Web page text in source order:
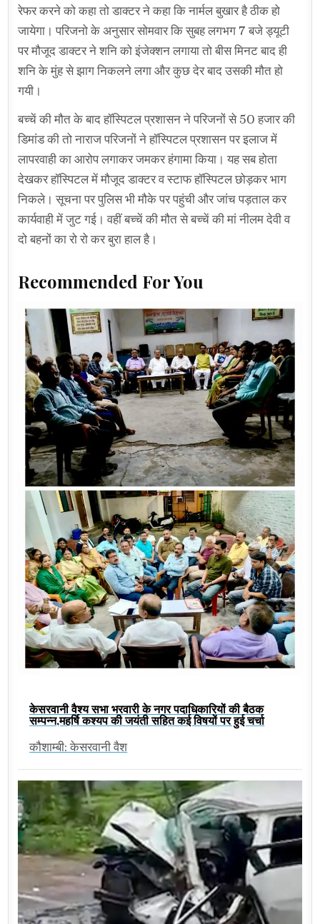
रेफर करने को कहा तो डाक्टर ने कहा कि नार्मल बुखार है ठीक हो
जायेगा। परिजनो के अनुसार सोमवार कि सुबह लगभग 7 बजे ड्यूटी
पर मौजूद डाक्टर ने शनि को इंजेक्शन लगाया तो बीस मिनट बाद ही
शनि के मुंह से झाग निकलने लगा और कुछ देर बाद उसकी मौत हो
गयी।
बच्चें की मौत के बाद हॉस्पिटल प्रशासन ने परिजनों से 50 हजार की
डिमांड की तो नाराज परिजनों ने हॉस्पिटल प्रशासन पर इलाज में
लापरवाही का आरोप लगाकर जमकर हंगामा किया। यह सब होता
देखकर हॉस्पिटल में मौजूद डाक्टर व स्टाफ हॉस्पिटल छोड़कर भाग
निकले। सूचना पर पुलिस भी मौके पर पहुंची और जांच पड़ताल कर
कार्यवाही में जुट गई। वहीं बच्चें की मौत से बच्चें की मां नीलम देवी व
दो बहनों का रो रो कर बुरा हाल है।
Recommended For You
केसरवानी वैश्य सभा भरवारी के नगर पदाधिकारियों की बैठक
सम्पन्न,महर्षि कश्यप की जयंती सहित कई विषयों पर हुई चर्चा
कौशाम्बी: केसरवानी वैश